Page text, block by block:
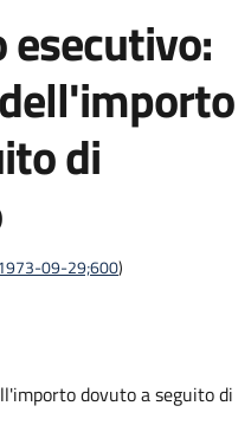
di
09-29;600)
dovuto a seguito di